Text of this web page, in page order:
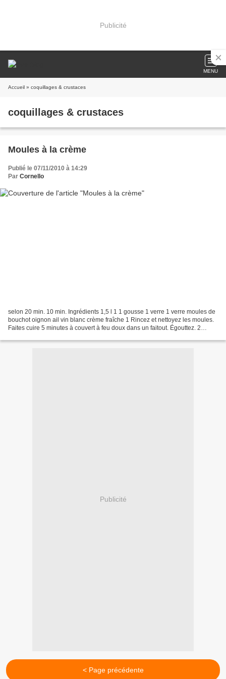
Publicité
MENU
Accueil » coquillages & crustaces
coquillages & crustaces
Moules à la crème
Publié le 07/11/2010 à 14:29
Par Cornello
selon 20 min. 10 min. Ingrédients 1,5 l 1 1 gousse 1 verre 1 verre moules de
bouchot oignon ail vin blanc crème fraîche 1 Rincez et nettoyez les moules.
Faites cuire 5 minutes à couvert à feu doux dans un faitout. Égouttez. 2
Publicité
< Page précédente